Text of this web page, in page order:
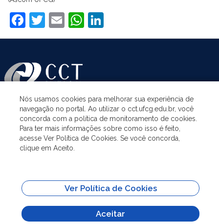
Facebook
Twitter
EmailWhatsApp
ASSUNTOS
ACESSO À INFORMAÇÃO
SITES IMPORTANTES
Nós usamos cookies para melhorar sua experiência de
navegação no portal. Ao utilizar o cct.ufcg.edu.br, você
concorda com a política de monitoramento de cookies.
Para ter mais informações sobre como isso é feito,
acesse Ver Política de Cookies. Se você concorda,
clique em Aceito.
Ver Política de Cookies
Aceitar